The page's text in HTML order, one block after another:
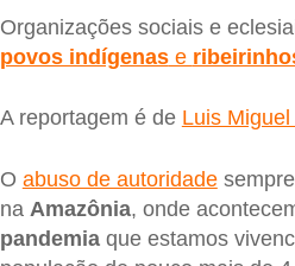
Organizações sociais e
povos indígenase
A reportagem é de Luis
O abuso de autoridade
na Amazônia, onde
pandemiaque estamos